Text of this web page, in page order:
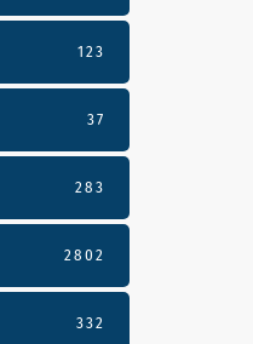
123
37
283
2802
332